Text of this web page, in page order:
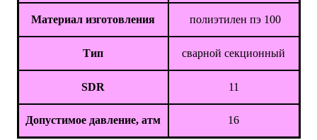
Материал изготовления полиэтилен пэ 100
Тип сварной секционный
SDR 11
Допустимое давление, атм 16